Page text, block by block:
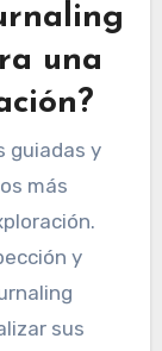
una
guiadas y
más
y
sus